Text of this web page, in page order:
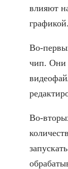
влияют
графикой.
Во-
чип. Они
Во-